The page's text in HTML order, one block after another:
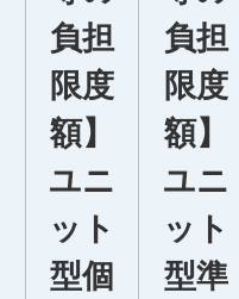
負担
限度
額】
ユニ
ット
型個
負担
限度
額】
ユニ
ット
型準